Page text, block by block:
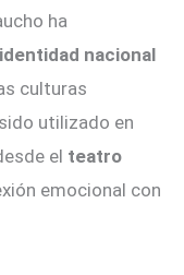
ha
identidad nacional
culturas
utilizado en
el teatro
emocional con